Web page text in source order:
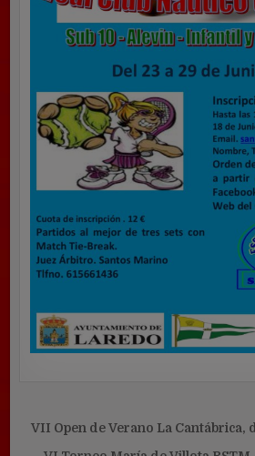
Navegación
VII Open de Verano La Cantábrica,